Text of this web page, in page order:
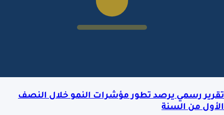
تقرير رسمي يرصد تطور مؤشرات النمو خلال النصف
الأول من السنة